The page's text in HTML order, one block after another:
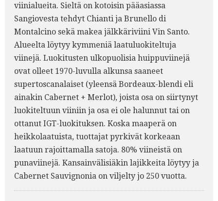
viinialueita. Sieltä on kotoisin pääasiassa
Sangiovesta tehdyt Chianti ja Brunello di
Montalcino sekä makea jälkkäriviini Vin Santo.
Alueelta löytyy kymmeniä laatuluokiteltuja
viinejä. Luokitusten ulkopuolisia huippuviinejä
ovat olleet 1970-luvulla alkunsa saaneet
supertoscanalaiset (yleensä Bordeaux-blendi eli
ainakin Cabernet + Merlot), joista osa on siirtynyt
luokiteltuun viiniin ja osa ei ole halunnut tai on
ottanut IGT-luokituksen. Koska maaperä on
heikkolaatuista, tuottajat pyrkivät korkeaan
laatuun rajoittamalla satoja. 80% viineistä on
punaviinejä. Kansainvälisiäkin lajikkeita löytyy ja
Cabernet Sauvignonia on viljelty jo 250 vuotta.